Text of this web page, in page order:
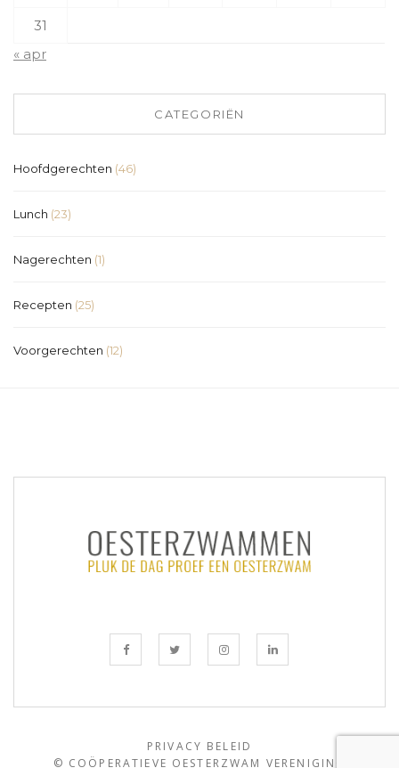
31
« apr
CATEGORIËN
Hoofdgerechten (46)
Lunch (23)
Nagerechten (1)
Recepten (25)
Voorgerechten (12)
PRIVACY BELEID
© COÖPERATIEVE OESTERZWAM VERENIGING